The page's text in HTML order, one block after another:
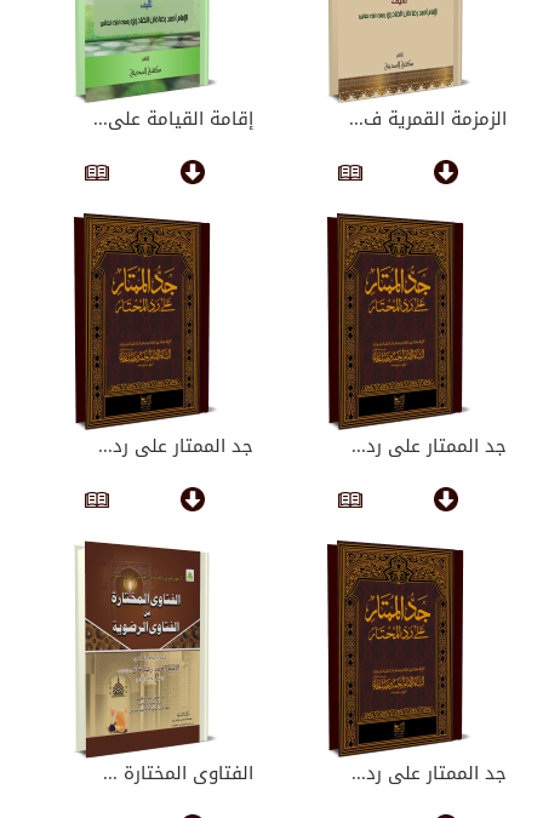
الزمزمة القمرية ف... إقامة القيامة على...
جد الممتار على رد... جد الممتار على رد...
جد الممتار على رد... الفتاوى المختارة ...